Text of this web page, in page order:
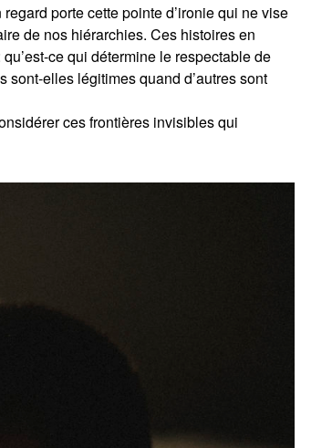
porte cette pointe d’ironie qui ne vise
de nos hiérarchies. Ces histoires en
ce qui détermine le respectable de
sont-elles légitimes quand d’autres sont
ces frontières invisibles qui